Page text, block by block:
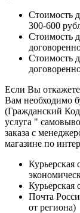
Стоимость
300-600
Стоимость
Стоимость
Если Вы
Вам необходимо
(Гражданский
услуга "
заказа с
магазине по
Курьерская
Почта
от региона)